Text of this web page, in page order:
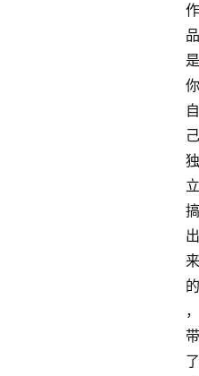
作
品
是
你
自
己
独
立
搞
出
来
的
，
带
了